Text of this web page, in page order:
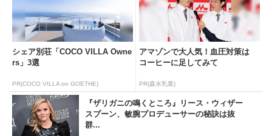
シェア別荘「COCO VILLA Owne
rs」3選
PR(COCO VILLA on GOETHE)
アマゾンで大人気！血圧対策は
コーヒーに足してみて
PR(森永乳業)
『ザリガニの鳴くところ』リース・ウィザー
スプーン、敏腕プロデューサーの秘訣は抜
群...